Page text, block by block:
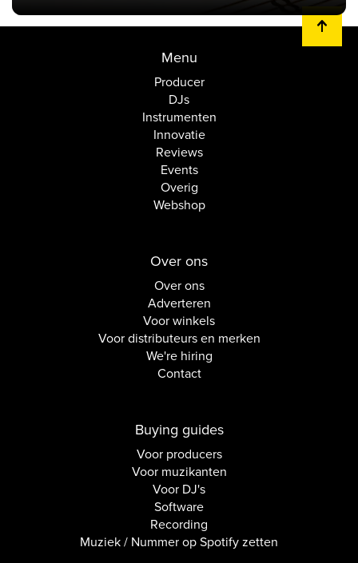
Menu
Producer
DJs
Instrumenten
Innovatie
Reviews
Events
Overig
Webshop
Over ons
Over ons
Adverteren
Voor winkels
Voor distributeurs en merken
We're hiring
Contact
Buying guides
Voor producers
Voor muzikanten
Voor DJ's
Software
Recording
Muziek / Nummer op Spotify zetten